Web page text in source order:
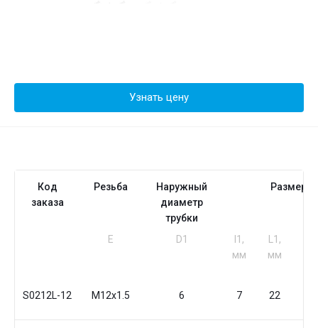
Узнать цену
Код
заказа
Резьба
Наружный
диаметр
трубки
Размеры
Е D1
I1,
мм
L1,
мм
S0212L-12 M12x1.5 6 7 22